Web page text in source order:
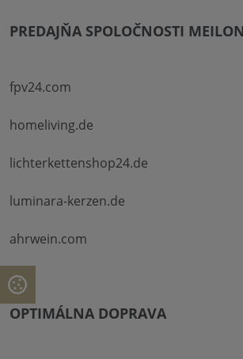
PREDAJŇA SPOLOČNOSTI
fpv24.com
homeliving.de
lichterkettenshop24.de
luminara-kerzen.de
ahrwein.com
OPTIMÁLNA DOPRAVA